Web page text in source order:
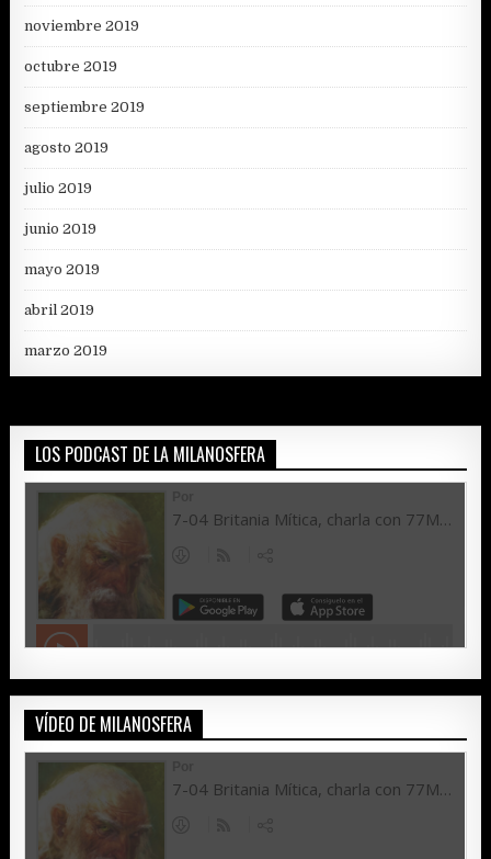
noviembre 2019
octubre 2019
septiembre 2019
agosto 2019
julio 2019
junio 2019
mayo 2019
abril 2019
marzo 2019
LOS PODCAST DE LA MILANOSFERA
VÍDEO DE MILANOSFERA